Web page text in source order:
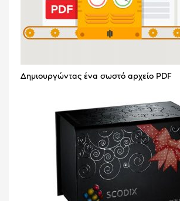
Δημιουργώντας ένα σωστό αρχείο PDF